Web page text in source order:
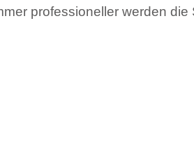
professioneller werden